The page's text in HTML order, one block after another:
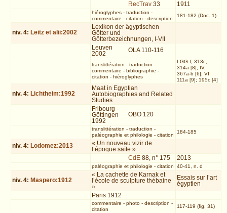
RecTrav 33 1911
hiéroglyphes- traduction -
commentaire - citation - description
181-182 (Doc. 1)
niv. 4: Leitz et alii:2002
Lexikon der ägyptischen
Götter und
Götterbezeichnungen, I-VII
Leuven
2002
OLA 110-116
translittération - traduction -
commentaire - bibliographie -
citation - hiéroglyphes
LGG I, 313c,
314a [8]; IV,
367a-b [6]; VI,
111a [9]; 195c [4]
niv. 4: Lichtheim:1992
Maat in Egyptian
Autobiographies and Related
Studies
Fribourg -
Göttingen
1992
OBO 120
translittération - traduction -
paléographie et philologie - citation
184-185
niv. 4: Lodomez:2013
« Un nouveau vizir de
l’époque saïte »
CdE 88, n° 175 2013
paléographie et philologie - citation 40-41, n. d
niv. 4: Maspero:1912
« La cachette de Karnak et
l’école de sculpture thébaine
»
Essais sur l’art
égyptien
Paris 1912
commentaire - photo- description -
citation
117-119 (fig. 31)